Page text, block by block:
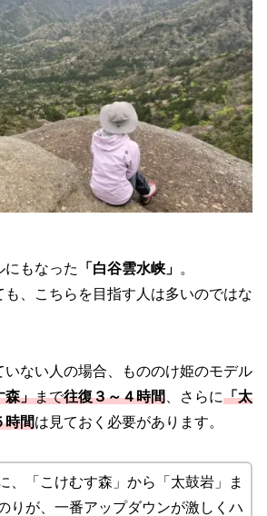
にもなった 「白谷雲水峡」 。
、こちらを目指す人は多いのではな
いない人の場合、もののけ姫のモデル
森」まで往復３～４時間 、さらに「太
時間は見ておく必要があります。
、「こけむす森」から「太鼓岩」ま
りが、一番アップダウンが激しくハ